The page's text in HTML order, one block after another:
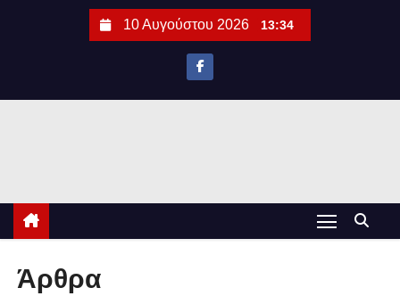
t
10 Αυγούστου 2026 13:34
Άρθρα